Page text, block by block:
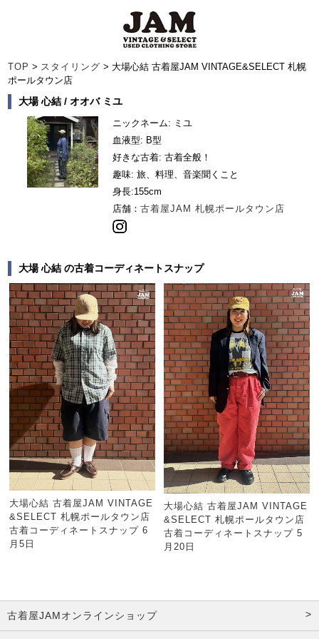
TOP > スタイリング > 大場心結 古着屋JAM VINTAGE&SELECT 札幌
ポールタウン店
大場 心結 / オオバ ミユ
ニックネーム: ミユ
血液型: B型
好きな古着: 古着全般！
趣味: 旅、料理、音楽聞くこと
身長:155cm
店舗： 古着屋JAM 札幌ポールタウン店
大場 心結 の古着コーディネートスナップ
大場心結 古着屋JAM VINTAGE
&SELECT 札幌ポールタウン店
古着コーディネートスナップ 6
月5日
大場心結 古着屋JAM VINTAGE
&SELECT 札幌ポールタウン店
古着コーディネートスナップ 5
月20日
古着屋JAMオンラインショップ